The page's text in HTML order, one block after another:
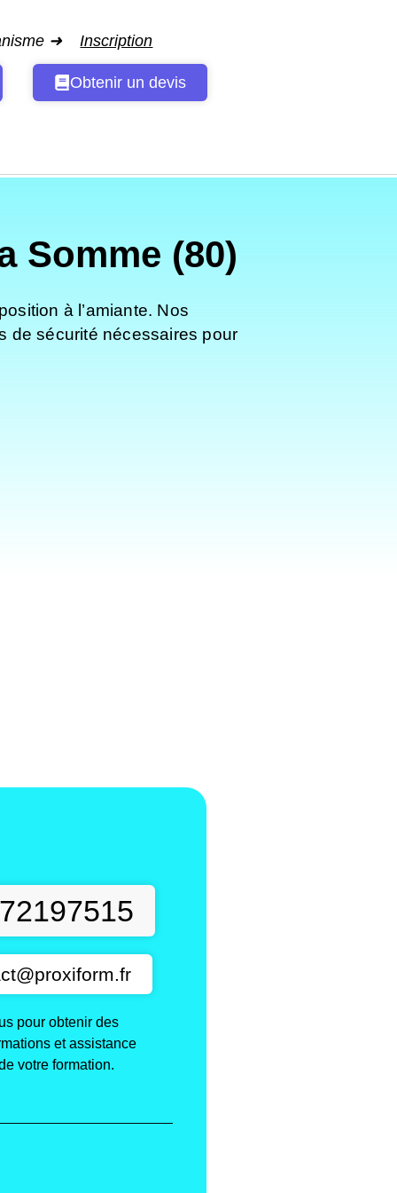
➜ Inscription
Obtenir un devis
Somme (80)
à l’amiante. Nos
de sécurité nécessaires pour
pour obtenir des
et assistance
votre formation.